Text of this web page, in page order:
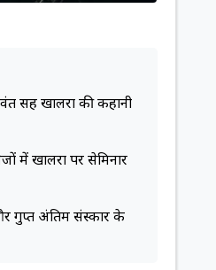
सिंह खालरा की कहानी
में खालरा पर सेमिनार
गुप्त अंतिम संस्कार के